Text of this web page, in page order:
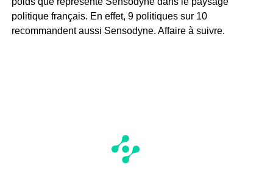
politique français. En effet, 9 politiques sur 10
recommandent aussi Sensodyne. Affaire à suivre.